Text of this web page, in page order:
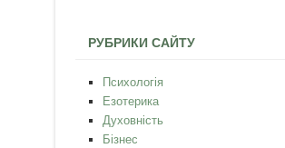
РУБРИКИ САЙТУ
Психологія
Езотерика
Духовність
Бізнес